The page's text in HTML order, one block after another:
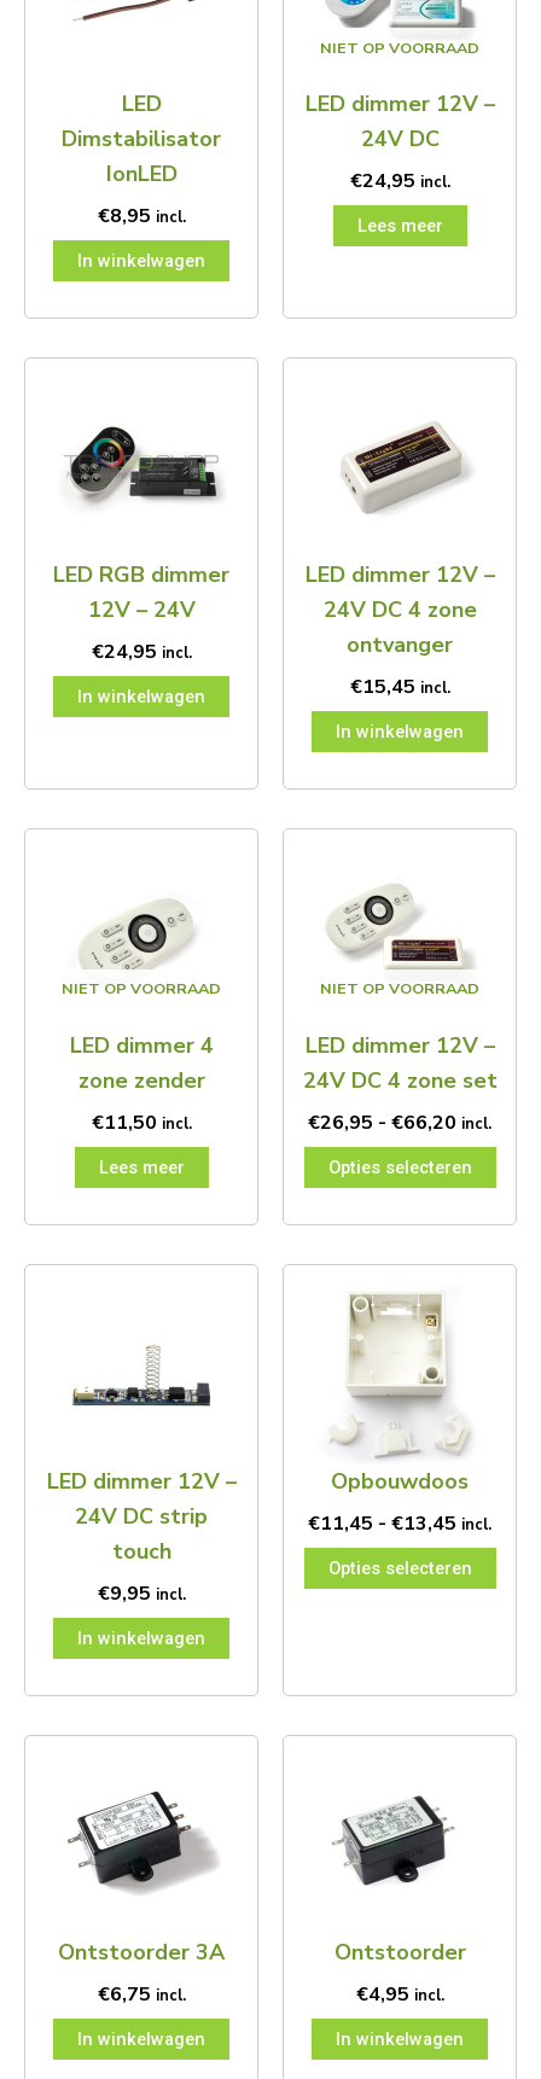
LED
Dimstabilisator
IonLED
€8,95 incl.
In winkelwagen
NIET OP VOORRAAD
LED dimmer 12V –
24V DC
€24,95 incl.
Lees meer
LED RGB dimmer
12V – 24V
€24,95 incl.
In winkelwagen
LED dimmer 12V –
24V DC 4 zone
ontvanger
€15,45 incl.
In winkelwagen
NIET OP VOORRAAD
LED dimmer 4
zone zender
€11,50 incl.
Lees meer
NIET OP VOORRAAD
LED dimmer 12V –
24V DC 4 zone set
€26,95 - €66,20 incl.
Opties selecteren
heeft
meerdere
variaties.
Deze
optie
gekozen
op
de
productpagina
LED dimmer 12V –
24V DC strip
touch
€9,95 incl.
In winkelwagen
Opbouwdoos
€11,45 - €13,45 incl.
Opties selecteren
product
heeft
meerdere
variaties.
Deze
optie
kan
gekozen
op
de
productpagina
Ontstoorder 3A
€6,75 incl.
In winkelwagen
Ontstoorder
€4,95 incl.
In winkelwagen